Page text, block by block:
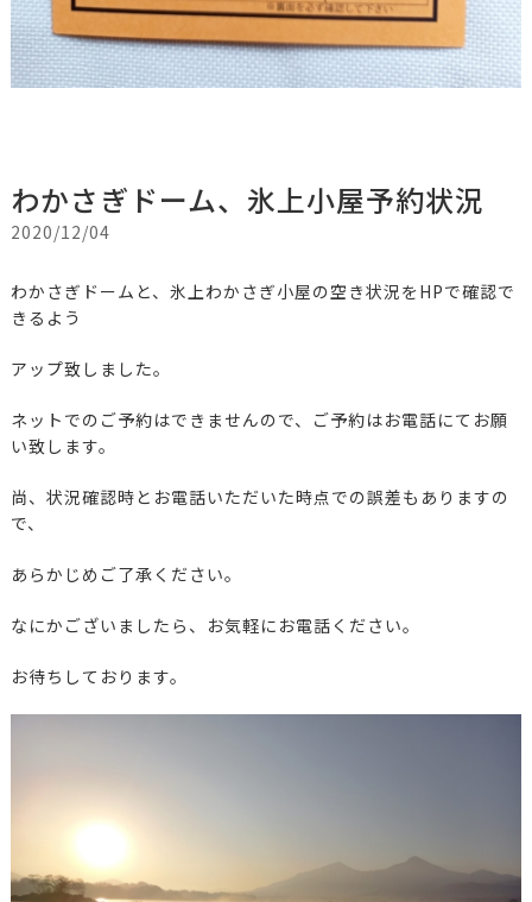
わかさぎドーム、氷上小屋予約状況
2020/12/04
わかさぎドームと、氷上わかさぎ小屋の空き状況をHPで確認で
きるよう
アップ致しました。
ネットでのご予約はできませんので、ご予約はお電話にてお願
い致します。
尚、状況確認時とお電話いただいた時点での誤差もありますの
で、
あらかじめご了承ください。
なにかございましたら、お気軽にお電話ください。
お待ちしております。